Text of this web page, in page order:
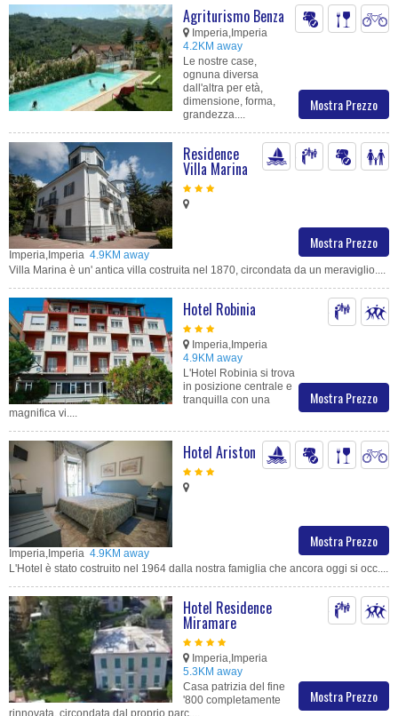
Mostra Prezzo
Agriturismo Benza
Imperia,Imperia
4.2KM away
Le nostre case,
ognuna diversa
dall'altra per età,
dimensione, forma,
grandezza....
Mostra Prezzo
Residence
Villa Marina
Imperia,Imperia 4.9KM away
Villa Marina è un' antica villa costruita nel 1870, circondata da un meraviglio....
Mostra Prezzo
Hotel Robinia
Imperia,Imperia
4.9KM away
L'Hotel Robinia si trova
in posizione centrale e
tranquilla con una
magnifica vi....
Mostra Prezzo
Hotel Ariston
Imperia,Imperia 4.9KM away
L'Hotel è stato costruito nel 1964 dalla nostra famiglia che ancora oggi si occ....
Mostra Prezzo
Hotel Residence
Miramare
Imperia,Imperia
5.3KM away
Casa patrizia del fine
'800 completamente
rinnovata, circondata dal proprio parc....